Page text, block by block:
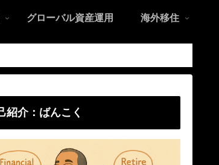
グローバル資産運用 海外移住
紹介：ばんこく